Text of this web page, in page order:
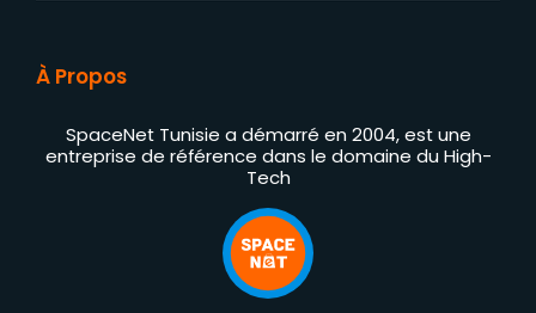
À Propos
SpaceNet Tunisie a démarré en 2004, est une
entreprise de référence dans le domaine du High-
Tech